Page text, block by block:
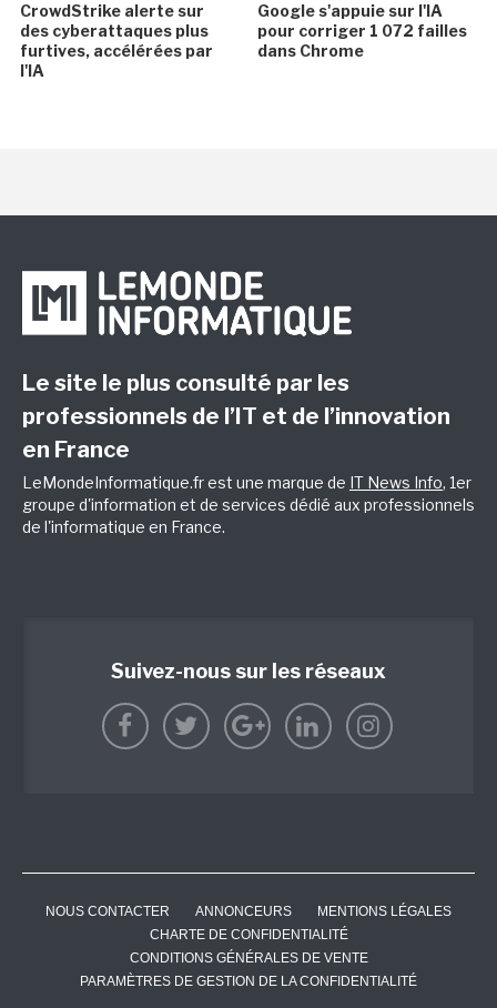
CrowdStrike alerte sur
des cyberattaques plus
furtives, accélérées par
l'IA
Google s'appuie sur l'IA
pour corriger 1 072 failles
dans Chrome
Le site le plus consulté par les
professionnels de l’IT et de l’innovation
en France
LeMondeInformatique.fr est une marque de IT News Info, 1er
groupe d'information et de services dédié aux professionnels
de l'informatique en France.
Suivez-nous sur les réseaux
NOUS CONTACTER ANNONCEURS
MENTIONS LÉGALES
CHARTE DE CONFIDENTIALITÉ
CONDITIONS GÉNÉRALES DE VENTE
PARAMÈTRES DE GESTION DE LA CONFIDENTIALITÉ